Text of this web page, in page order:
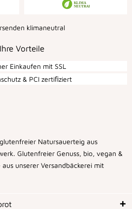
klimaneutral
Ihre Vorteile
Einkaufen mit SSL
& PCI zertiﬁziert
Natursauerteig aus
Glutenfreier Genuss, bio, vegan &
unserer Versandbäckerei mit